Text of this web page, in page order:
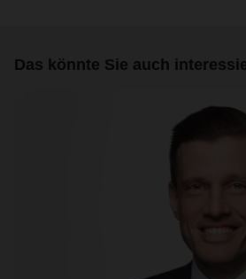
Das könnte Sie auch